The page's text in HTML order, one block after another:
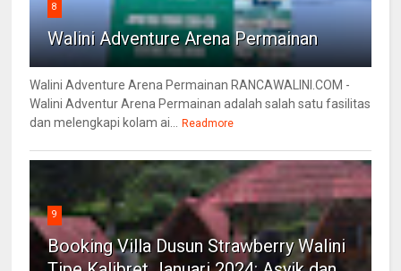
8
Walini Adventure Arena Permainan
Walini Adventure Arena Permainan RANCAWALINI.COM -
Walini Adventur Arena Permainan adalah salah satu fasilitas
dan melengkapi kolam ai...
Readmore
9
Booking Villa Dusun Strawberry Walini